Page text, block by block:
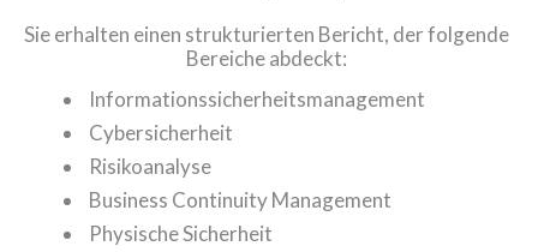
Sie erhalten einen strukturierten Bericht, der folgende
Bereiche abdeckt:
Informationssicherheitsmanagement
Cybersicherheit
Risikoanalyse
Business Continuity Management
Physische Sicherheit